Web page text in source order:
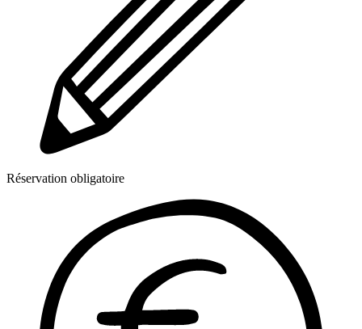
Réservation obligatoire